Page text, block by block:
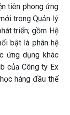
tiên phong ứng
trong Quản lý
triển; gồm Hệ
bật là phân hệ
ứng dụng khác
của Công ty Ex
hàng đầu thế